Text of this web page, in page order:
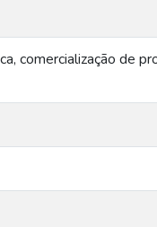
comercialização de